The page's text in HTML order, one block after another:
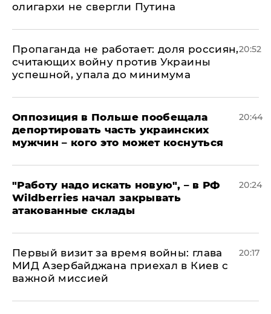
олигархи не свергли Путина
​Пропаганда не работает: доля россиян,
считающих войну против Украины
успешной, упала до минимума
20:52
Оппозиция в Польше пообещала
депортировать часть украинских
мужчин – кого это может коснуться
20:44
"Работу надо искать новую", – в РФ
Wildberries начал закрывать
атакованные склады
20:24
Первый визит за время войны: глава
МИД Азербайджана приехал в Киев с
важной миссией
20:17